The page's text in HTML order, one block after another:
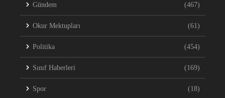
Gündem (467)
Okur Mektupları (61)
Politika (454)
Sınıf Haberleri (169)
Spor (18)